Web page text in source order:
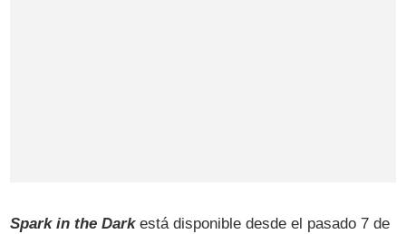
Spark in the Darkestá disponible desde el pasado 7 de